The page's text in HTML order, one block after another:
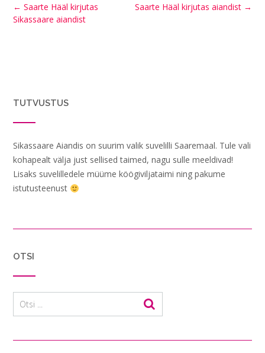
Post
navigation
Saarte Hääl kirjutas aiandist →
← Saarte Hääl kirjutas
Sikassaare aiandist
TUTVUSTUS
Sikassaare Aiandis on suurim valik suvelilli Saaremaal. Tule vali
kohapealt välja just sellised taimed, nagu sulle meeldivad!
Lisaks suvelilledele müüme köögiviljataimi ning pakume
istutusteenust
OTSI